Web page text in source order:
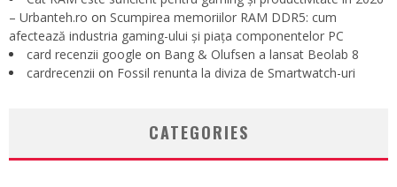
– Urbanteh.ro on Scumpirea memoriilor RAM DDR5: cum
afectează industria gaming-ului și piața componentelor PC
card recenzii google on Bang & Olufsen a lansat Beolab 8
cardrecenzii on Fossil renunta la diviza de Smartwatch-uri
CATEGORIES